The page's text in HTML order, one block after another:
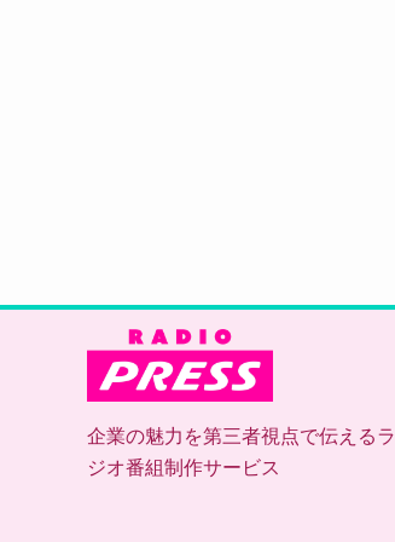
企業の魅力を第三者視点で伝えるラ
ジオ番組制作サービス